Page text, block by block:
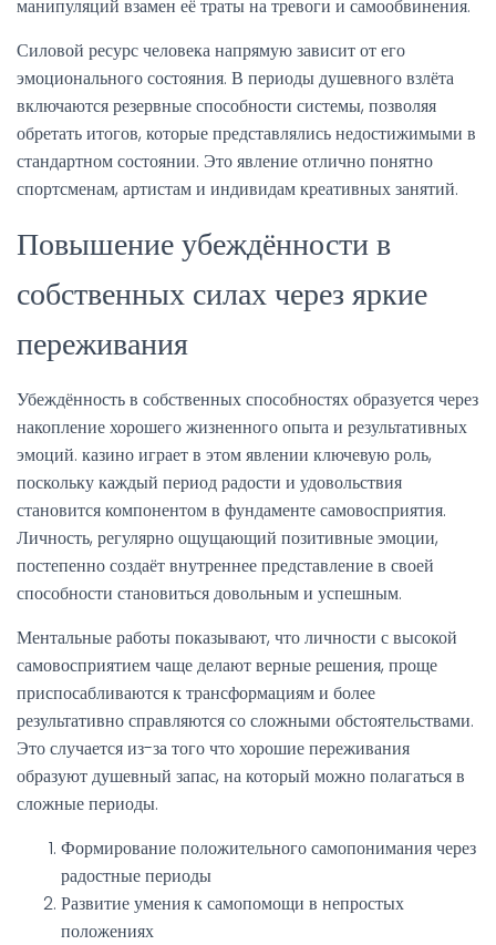
манипуляций взамен её траты на тревоги и самообвинения.
Силовой ресурс человека напрямую зависит от его
эмоционального состояния. В периоды душевного взлёта
включаются резервные способности системы, позволяя
обретать итогов, которые представлялись недостижимыми в
стандартном состоянии. Это явление отлично понятно
спортсменам, артистам и индивидам креативных занятий.
Повышение убеждённости в
собственных силах через яркие
переживания
Убеждённость в собственных способностях образуется через
накопление хорошего жизненного опыта и результативных
эмоций. казино играет в этом явлении ключевую роль,
поскольку каждый период радости и удовольствия
становится компонентом в фундаменте самовосприятия.
Личность, регулярно ощущающий позитивные эмоции,
постепенно создаёт внутреннее представление в своей
способности становиться довольным и успешным.
Ментальные работы показывают, что личности с высокой
самовосприятием чаще делают верные решения, проще
приспосабливаются к трансформациям и более
результативно справляются со сложными обстоятельствами.
Это случается из-за того что хорошие переживания
образуют душевный запас, на который можно полагаться в
сложные периоды.
Формирование положительного самопонимания через
радостные периоды
Развитие умения к самопомощи в непростых
положениях